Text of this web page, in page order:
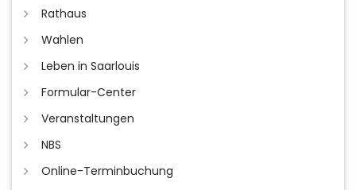
Rathaus
Wahlen
Leben in Saarlouis
Formular-Center
Veranstaltungen
NBS
Online-Terminbuchung